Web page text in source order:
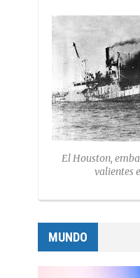
El Houston,
valientes
MUNDO